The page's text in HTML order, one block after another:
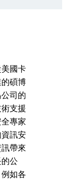
國卡
碩博
司的
支援
專家
訊安
帶來
公
如各